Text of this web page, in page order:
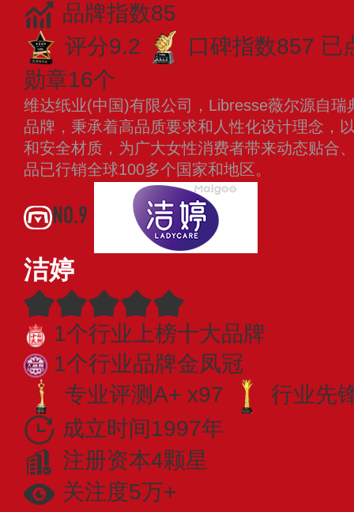
品牌指数85
评分9.2
口碑指数857 已
勋章16个
维达纸业(中国)有限公司，Libresse薇尔源自
品牌，秉承着高品质要求和人性化设计理念，
和安全材质，为广大女性消费者带来动态贴合
品已行销全球100多个国家和地区。
NO.9
洁婷
1个行业上榜十大品牌
1个行业品牌金凤冠
专业评测A+ x97
行业先
成立时间1997年
注册资本4颗星
关注度5万+